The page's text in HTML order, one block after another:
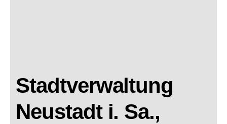
Stadtverwaltung
Neustadt i. Sa.,